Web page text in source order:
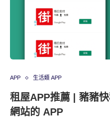
APP 生活類 APP
租屋APP推薦 | 豬豬
網站的 APP